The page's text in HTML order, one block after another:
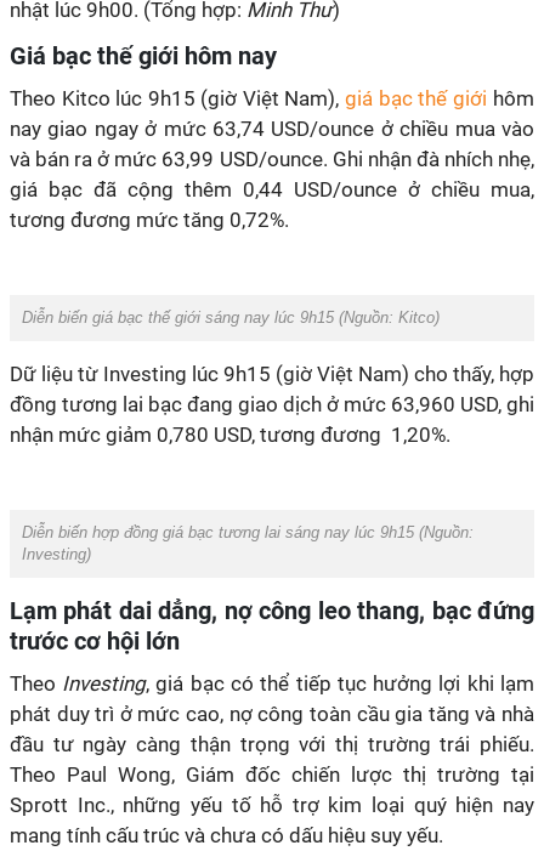
nhật lúc 9h00. (Tổng hợp: Minh Thư)
Giá bạc thế giới hôm nay
Theo Kitco lúc 9h15 (giờ Việt Nam), giá bạc thế giới hôm
nay giao ngay ở mức 63,74 USD/ounce ở chiều mua vào
và bán ra ở mức 63,99 USD/ounce. Ghi nhận đà nhích nhẹ,
giá bạc đã cộng thêm 0,44 USD/ounce ở chiều mua,
tương đương mức tăng 0,72%.
Diễn biến giá bạc thế giới sáng nay lúc 9h15 (Nguồn: Kitco)
Dữ liệu từ Investing lúc 9h15 (giờ Việt Nam) cho thấy, hợp
đồng tương lai bạc đang giao dịch ở mức 63,960 USD, ghi
nhận mức giảm 0,780 USD, tương đương 1,20%.
Diễn biến hợp đồng giá bạc tương lai sáng nay lúc 9h15 (Nguồn:
Investing)
Lạm phát dai dẳng, nợ công leo thang, bạc đứng
trước cơ hội lớn
Theo Investing, giá bạc có thể tiếp tục hưởng lợi khi lạm
phát duy trì ở mức cao, nợ công toàn cầu gia tăng và nhà
đầu tư ngày càng thận trọng với thị trường trái phiếu.
Theo Paul Wong, Giám đốc chiến lược thị trường tại
Sprott Inc., những yếu tố hỗ trợ kim loại quý hiện nay
mang tính cấu trúc và chưa có dấu hiệu suy yếu.